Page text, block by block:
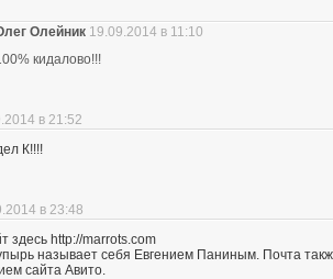
Олейник 19.09.2014 в 11:10
кидалово!!!
в 21:52
К!!!!
в 23:48
здесь http://marrots.com
называет себя Евгением Паниным. Почта
сайта Авито.